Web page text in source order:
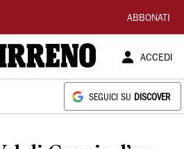
ABBONATI
ACCEDI
SEGUICI SU DISCOVER